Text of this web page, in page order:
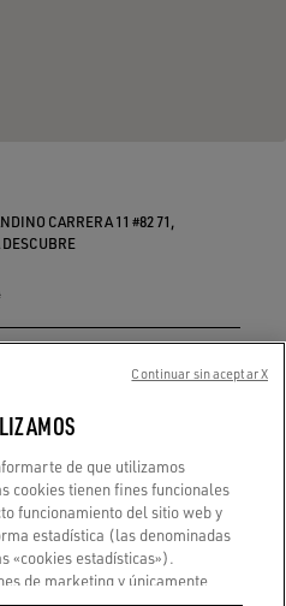
CARRERA 11 #82 71,
DESCUBRE
ENVÍO
diferentes opciones.
de que utilizamos
cookies tienen fines funcionales
funcionamiento del sitio web y
estadística (las denominadas
«cookies estadísticas»).
de marketing y únicamente
Continuar sin aceptar X